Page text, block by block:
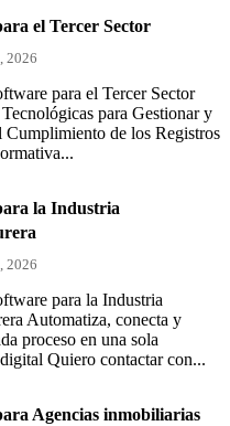
el Tercer Sector
2026
para el Tercer Sector
para Gestionar y
Cumplimiento de los Registros
la Industria
2026
para la Industria
Automatiza, conecta y
proceso en una sola
Quiero contactar con...
Agencias inmobiliarias